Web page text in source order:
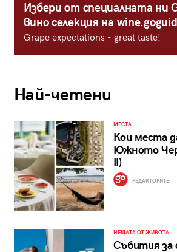
Избери от специалната ни
вино селекция на
Grape expectations - great taste!
Най-четени
МЕСТА
Кои места
Южното
II)
РЕДАКТОРИТЕ
НЕЩАТА ОТ ЖИВОТА
Събития за